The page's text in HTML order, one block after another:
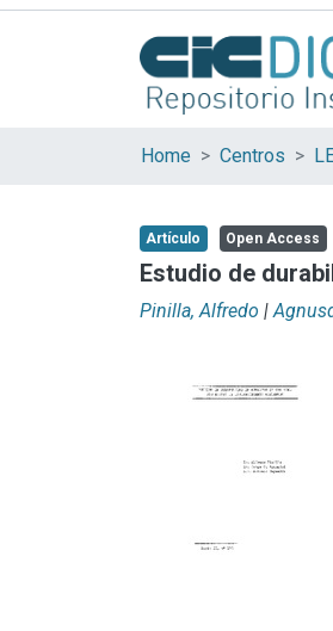
Home Centros
Artículo Open Access
Estudio de
Pinilla, Alfredo |